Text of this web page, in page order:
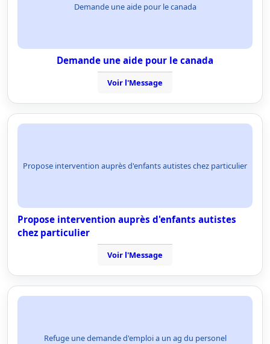
Demande une aide pour le canada
Demande une aide pour le canada
Voir l'Message
Propose intervention auprès d'enfants autistes chez particulier
Propose intervention auprès d'enfants autistes
chez particulier
Voir l'Message
Refuge une demande d'emploi a un ag du personel